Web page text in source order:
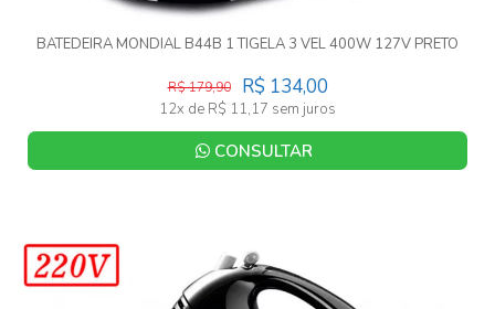
BATEDEIRA MONDIAL B44B 1 TIGELA 3 VEL 400W 127V PRETO
R$ 134,00
R$ 179,90
12x de R$ 11,17 sem juros
CONSULTAR